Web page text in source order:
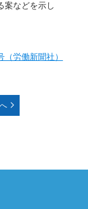
案などを示し
労働新聞社）